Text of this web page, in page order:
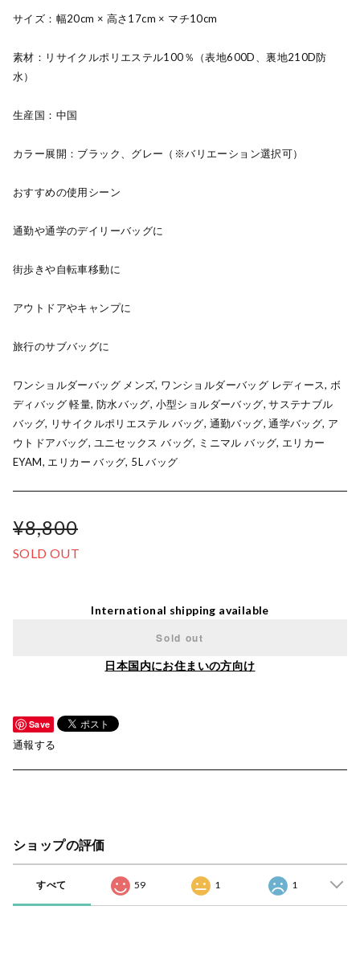
サイズ：幅20cm × 高さ17cm × マチ10cm
素材：リサイクルポリエステル100％（表地600D、裏地210D防
水）
生産国：中国
カラー展開：ブラック、グレー（※バリエーション選択可）
おすすめの使用シーン
通勤や通学のデイリーバッグに
街歩きや自転車移動に
アウトドアやキャンプに
旅行のサブバッグに
ワンショルダーバッグ メンズ, ワンショルダーバッグ レディース, ボ
ディバッグ 軽量, 防水バッグ, 小型ショルダーバッグ, サステナブル
バッグ, リサイクルポリエステル バッグ, 通勤バッグ, 通学バッグ, ア
ウトドアバッグ, ユニセックス バッグ, ミニマル バッグ, エリカー
EYAM, エリカー バッグ, 5L バッグ
¥8,800
SOLD OUT
International shipping available
Sold out
日本国内にお住まいの方向け
Save
通報する
ショップの評価
すべて 59 1 1